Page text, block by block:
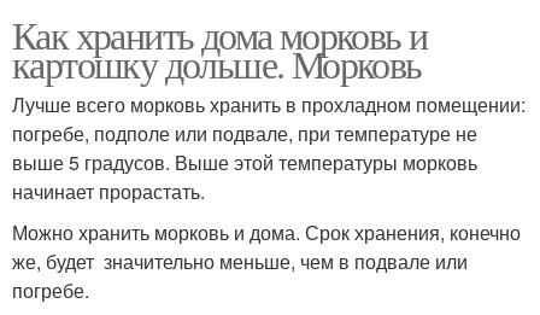
Как хранить дома морковь и
картошку дольше. Морковь
Лучше всего морковь хранить в прохладном помещении:
погребе, подполе или подвале, при температуре не
выше 5 градусов. Выше этой температуры морковь
начинает прорастать.
Можно хранить морковь и дома. Срок хранения, конечно
же, будет значительно меньше, чем в подвале или
погребе.